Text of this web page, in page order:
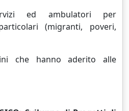
ed ambulatori per
(migranti, poveri,
che hanno aderito alle